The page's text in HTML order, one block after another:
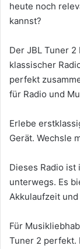
heute noch
kannst?
Der JBL Tuner
klassischer
perfekt
für Radio und
Erlebe
Gerät. Wechsle
Dieses Radio ist
unterwegs. Es
Akkulaufzeit
Für
Tuner 2 perfekt.